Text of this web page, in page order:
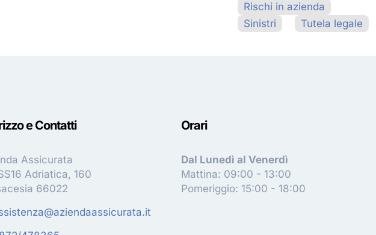
Rischi in azienda
Sinistri
Tutela legale
e Contatti
Assicurata
Adriatica, 160
66022
Orari
Dal Lunedì al Venerdì
Mattina: 09:00 - 13:00
Pomeriggio: 15:00 - 18:00